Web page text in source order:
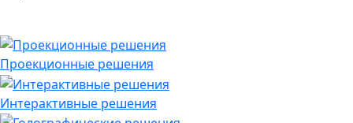
Проекционные решения
Интерактивные решения